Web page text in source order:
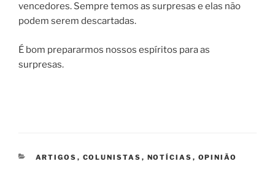
vencedores. Sempre temos as surpresas e elas não
podem serem descartadas.
É bom prepararmos nossos espíritos para as
surpresas.
CATEGORIAS
ARTIGOS , COLUNISTAS , NOTÍCIAS , OPINIÃO